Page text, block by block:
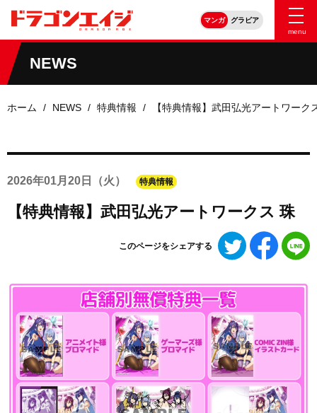
マンガ
グラビア
menu
NEWS
ホーム NEWS 特典情報 【特典情報】武田弘光アートワーク
2026年01月20日 （火） 特典情報
【特典情報】武田弘光アートワークス 珠
このページをシェアする
Twitter
で
ェ
す
る
で
ェ
す